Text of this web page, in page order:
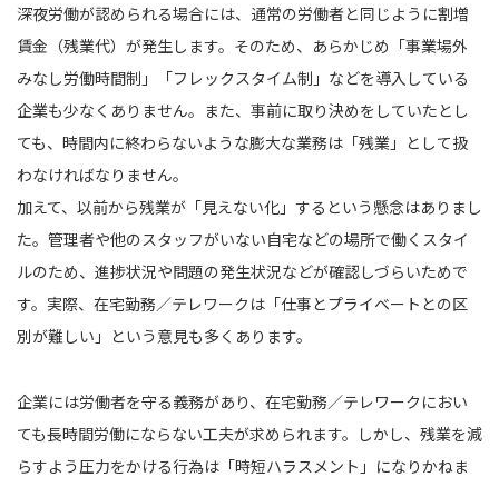
深夜労働が認められる場合には、通常の労働者と同じように割増
賃金（残業代）が発生します。そのため、あらかじめ「事業場外
みなし労働時間制」「フレックスタイム制」などを導入している
企業も少なくありません。また、事前に取り決めをしていたとし
ても、時間内に終わらないような膨大な業務は「残業」として扱
わなければなりません。
加えて、以前から残業が「見えない化」するという懸念はありまし
た。管理者や他のスタッフがいない自宅などの場所で働くスタイ
ルのため、進捗状況や問題の発生状況などが確認しづらいためで
す。実際、在宅勤務／テレワークは「仕事とプライベートとの区
別が難しい」という意見も多くあります。
企業には労働者を守る義務があり、在宅勤務／テレワークにおい
ても長時間労働にならない工夫が求められます。しかし、残業を減
らすよう圧力をかける行為は「時短ハラスメント」になりかねま